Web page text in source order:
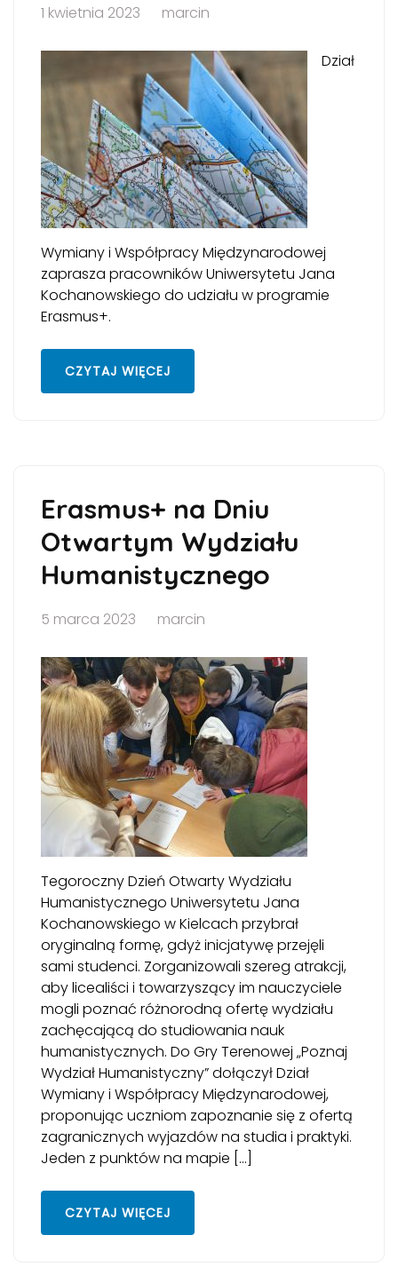
1 kwietnia 2023 marcin
Dział
Wymiany i Współpracy Międzynarodowej
zaprasza pracowników Uniwersytetu Jana
Kochanowskiego do udziału w programie
Erasmus+.
CZYTAJ WIĘCEJ
Erasmus+ na Dniu
Otwartym Wydziału
Humanistycznego
5 marca 2023 marcin
Tegoroczny Dzień Otwarty Wydziału
Humanistycznego Uniwersytetu Jana
Kochanowskiego w Kielcach przybrał
oryginalną formę, gdyż inicjatywę przejęli
sami studenci. Zorganizowali szereg atrakcji,
aby licealiści i towarzyszący im nauczyciele
mogli poznać różnorodną ofertę wydziału
zachęcającą do studiowania nauk
humanistycznych. Do Gry Terenowej „Poznaj
Wydział Humanistyczny” dołączył Dział
Wymiany i Współpracy Międzynarodowej,
proponując uczniom zapoznanie się z ofertą
zagranicznych wyjazdów na studia i praktyki.
Jeden z punktów na mapie […]
CZYTAJ WIĘCEJ